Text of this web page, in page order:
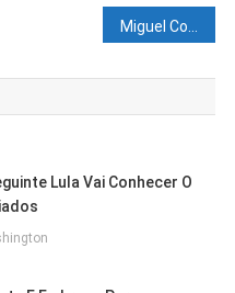
Miguel Coelho divulga programação do São João nesta terça
Lula Vai Conhecer O